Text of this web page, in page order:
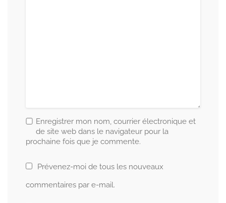
Enregistrer mon nom, courrier électronique et
de site web dans le navigateur pour la
prochaine fois que je commente.
Prévenez-moi de tous les nouveaux
commentaires par e-mail.